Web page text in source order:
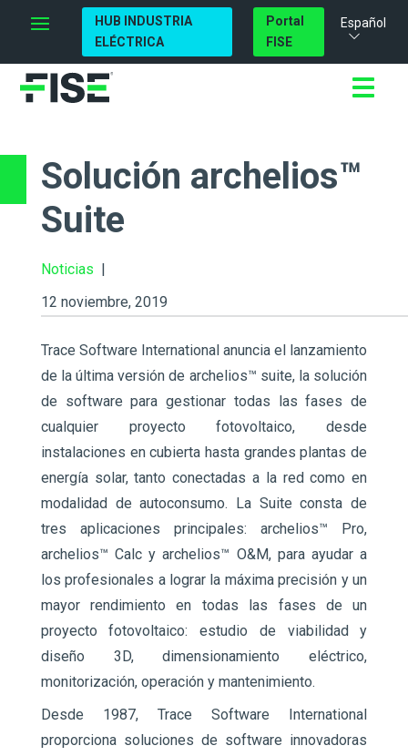
HUB INDUSTRIA
ELÉCTRICA
Portal
FISE
Español
Solución archelios™
Suite
Noticias
12 noviembre, 2019
Trace Software International anuncia el lanzamiento
de la última versión de archelios™ suite, la solución
de software para gestionar todas las fases de
cualquier proyecto fotovoltaico, desde
instalaciones en cubierta hasta grandes plantas de
energía solar, tanto conectadas a la red como en
modalidad de autoconsumo. La Suite consta de
tres aplicaciones principales: archelios™ Pro,
archelios™ Calc y archelios™ O&M, para ayudar a
los profesionales a lograr la máxima precisión y un
mayor rendimiento en todas las fases de un
proyecto fotovoltaico: estudio de viabilidad y
diseño 3D, dimensionamiento eléctrico,
monitorización, operación y mantenimiento.
Desde 1987, Trace Software International
proporciona soluciones de software innovadoras